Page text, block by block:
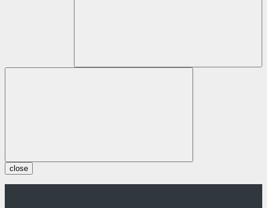
close